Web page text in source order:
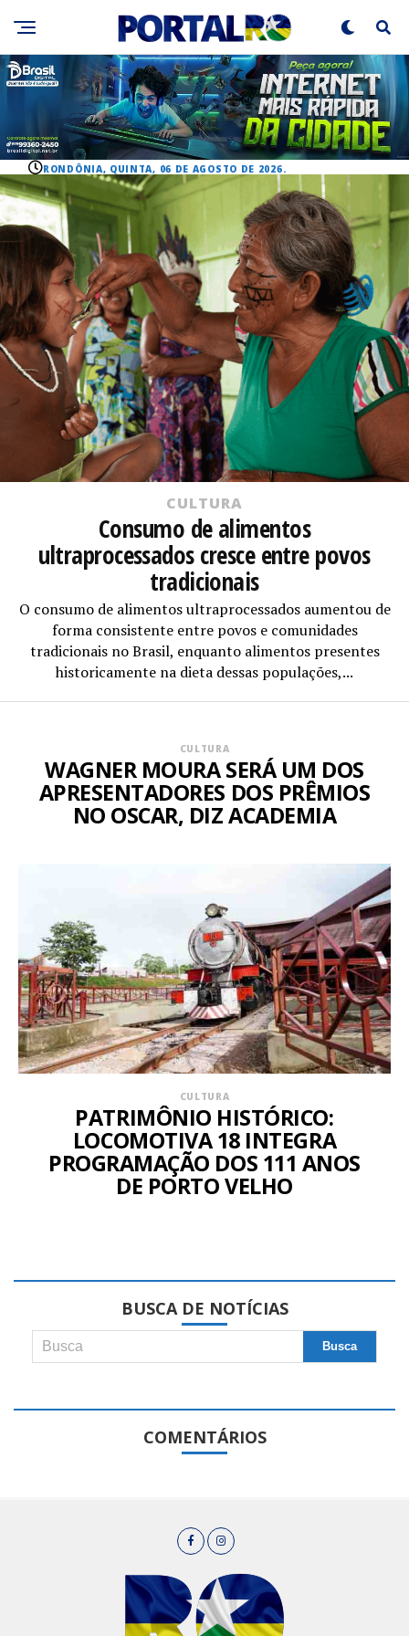
RONDÔNIA, QUINTA, 06 DE AGOSTO DE 2026.
CULTURA
Consumo de alimentos
ultraprocessados cresce entre povos
tradicionais
O consumo de alimentos ultraprocessados aumentou de
forma consistente entre povos e comunidades
tradicionais no Brasil, enquanto alimentos presentes
historicamente na dieta dessas populações,...
CULTURA
WAGNER MOURA SERÁ UM DOS
APRESENTADORES DOS PRÊMIOS
NO OSCAR, DIZ ACADEMIA
CULTURA
PATRIMÔNIO HISTÓRICO:
LOCOMOTIVA 18 INTEGRA
PROGRAMAÇÃO DOS 111 ANOS
DE PORTO VELHO
BUSCA DE NOTÍCIAS
COMENTÁRIOS